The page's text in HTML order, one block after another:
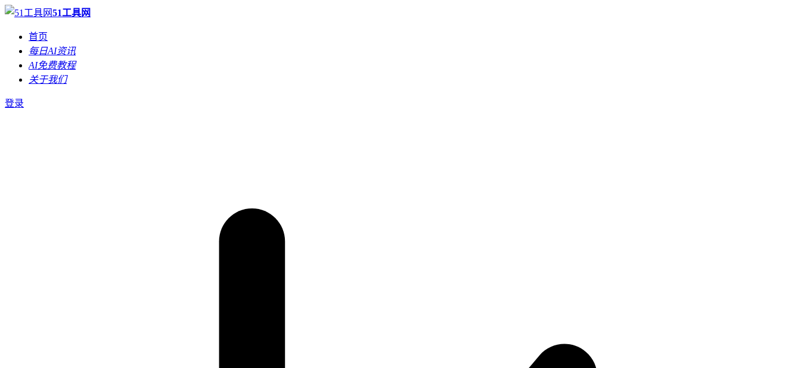
51工具网
首页
每日AI资讯
AI免费教程
关于我们
登录